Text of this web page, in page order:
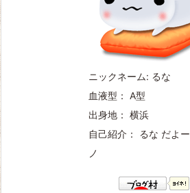
ニックネーム: るな
血液型： A型
出身地： 横浜
自己紹介： るな だよー
ノ